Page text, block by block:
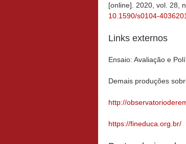
[online]. 2020, vol. 28,
10.1590/s0104-
Links externos
Ensaio: Avaliação e
Demais produções
http://
https://fineduca.org.br/